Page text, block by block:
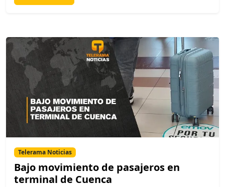
Telerama Noticias
Bajo movimiento de pasajeros en
terminal de Cuenca